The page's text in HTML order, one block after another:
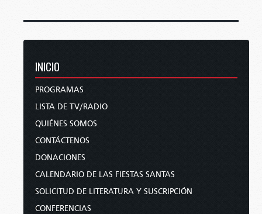
INICIO
PROGRAMAS
LISTA DE TV/RADIO
QUIÉNES SOMOS
CONTÁCTENOS
DONACIONES
CALENDARIO DE LAS FIESTAS SANTAS
SOLICITUD DE LITERATURA Y SUSCRIPCIÓN
CONFERENCIAS